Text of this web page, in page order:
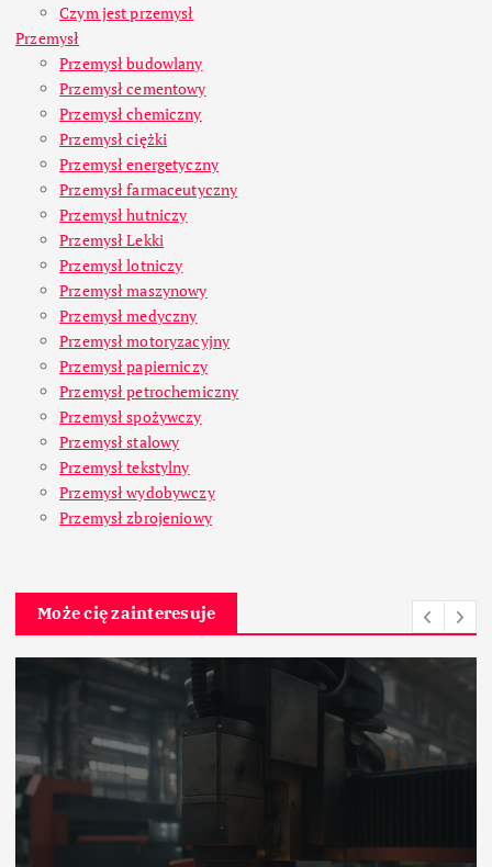
Czym jest przemysł
Przemysł
Przemysł budowlany
Przemysł cementowy
Przemysł chemiczny
Przemysł ciężki
Przemysł energetyczny
Przemysł farmaceutyczny
Przemysł hutniczy
Przemysł Lekki
Przemysł lotniczy
Przemysł maszynowy
Przemysł medyczny
Przemysł motoryzacyjny
Przemysł papierniczy
Przemysł petrochemiczny
Przemysł spożywczy
Przemysł stalowy
Przemysł tekstylny
Przemysł wydobywczy
Przemysł zbrojeniowy
Może cię zainteresuje